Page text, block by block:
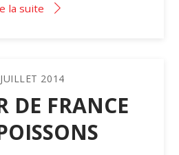
la suite
JUILLET 2014
DE FRANCE